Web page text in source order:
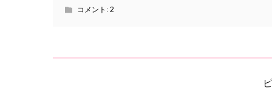
コメント: 2